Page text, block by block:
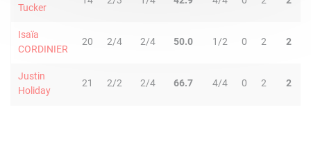
Tucker
Isaïa
CORDINIER
20 2/4 2/4 50.0 1/2 0 2 2
Justin
Holiday
21 2/2 2/4 66.7 4/4 0 2 2